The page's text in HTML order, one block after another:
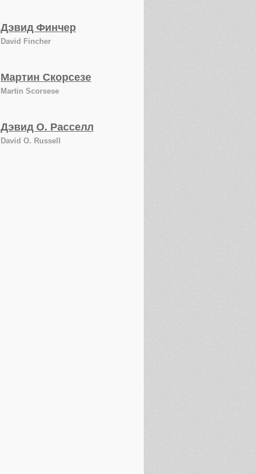
Дэвид Финчер
David Fincher
Мартин Скорсезе
Martin Scorsese
Дэвид О. Расселл
David O. Russell